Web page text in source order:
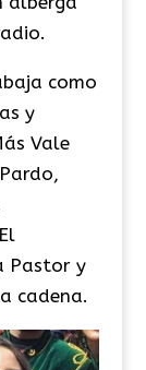
como
y
Vale
Pastor y
cadena.